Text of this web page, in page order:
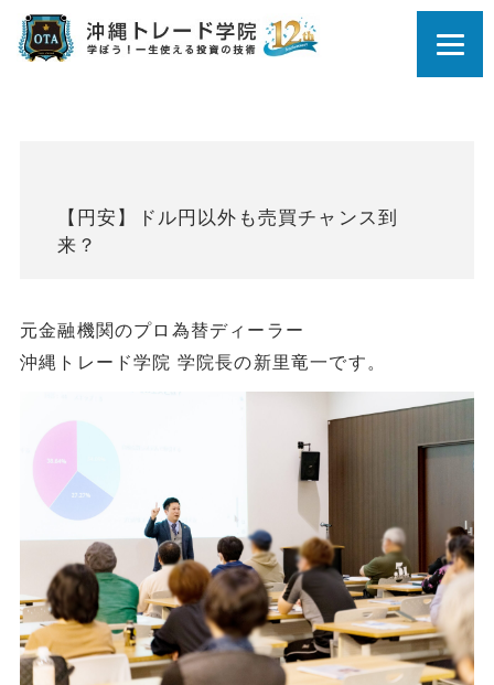
【円安】ドル円以外も売買チャンス到
来？
元金融機関のプロ為替ディーラー
沖縄トレード学院 学院長の新里竜一です。